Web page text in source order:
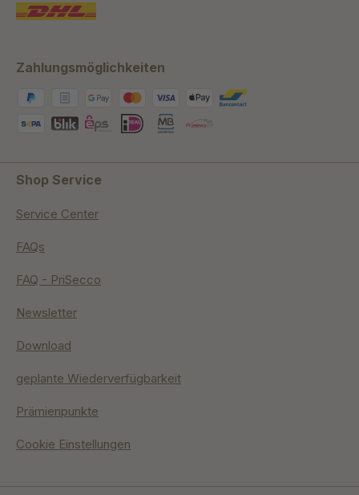
Zahlungsmöglichkeiten
Shop Service
Service Center
FAQs
FAQ - PriSecco
Newsletter
Download
geplante Wiederverfügbarkeit
Prämienpunkte
Cookie Einstellungen